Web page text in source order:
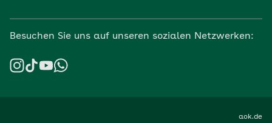
Besuchen Sie uns auf unseren sozialen Netzwerken:
aok.de